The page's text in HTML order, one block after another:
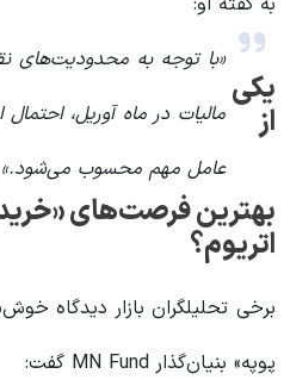
«با توجه به محدودیت‌های
مالیات در ماه آوریل،
عامل مهم محسوب می‌شود.»
یکی
از
بهترین فرصت‌های
اتریوم؟
برخی تحلیلگران بازار دیدگاه
پوپه» بنیان‌گذار MN Fund گفت: